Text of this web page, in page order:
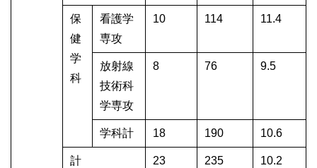
保
健
学
科
看護学
専攻
10 114 11.4
放射線
技術科
学専攻
8 76 9.5
学科計 18 190 10.6
計 23 235 10.2